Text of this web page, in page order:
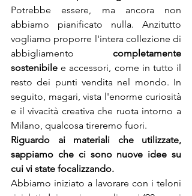
Potrebbe essere, ma ancora non
abbiamo pianificato nulla. Anzitutto
vogliamo proporre l'intera collezione di
abbigliamento completamente
sostenibile e accessori, come in tutto il
resto dei punti vendita nel mondo. In
seguito, magari, vista l'enorme curiosità
e il vivacità creativa che ruota intorno a
Milano, qualcosa tireremo fuori.
Riguardo ai materiali che utilizzate,
sappiamo che ci sono nuove idee su
Abbiamo iniziato a lavorare con i teloni